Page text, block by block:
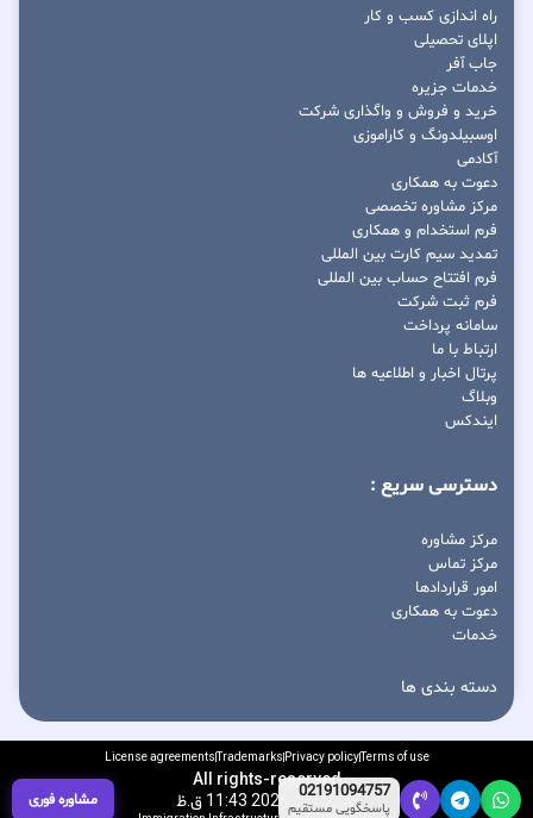
راه اندازی کسب و کار
اپلای تحصیلی
جاب آفر
خدمات جزیره
خرید و فروش و واگذاری شرکت
اوسبیلدونگ و کاراموزی
آکادمی
دعوت به همکاری
مرکز مشاوره تخصصی
فرم استخدام و همکاری
تمدید سیم کارت بین المللی
فرم افتتاح حساب بین المللی
فرم ثبت شرکت
سامانه پرداخت
ارتباط با ما
پرتال اخبار و اطلاعیه ها
وبلاگ
ایندکس
دسترسی سریع :
مرکز مشاوره
مرکز تماس
امور قراردادها
دعوت به همکاری
خدمات
دسته بندی ها
Terms of use
Privacy policy
Trademarks
License agreements
All rights-reserved
آگوست 7, 2026 11:43 ق.ظ
02191094757
پاسخگویی مستقیم مشاوره فوری